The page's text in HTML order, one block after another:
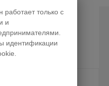
работает только с
и
идентификации